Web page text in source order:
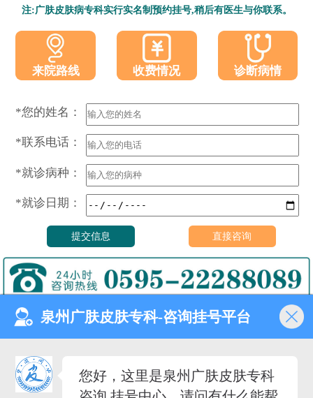
注:广肤皮肤病专科实行实名制预约挂号,稍后有医生与你联系。
来院路线 收费情况 诊断病情
*您的姓名：
*联系电话：
*就诊病种：
*就诊日期：
门诊时间（无假日医院）
8:00—18:00
健康热线
0595-22288089
泉州广肤皮肤专科-咨询挂号平台
您好，这里是泉州广肤皮肤专科